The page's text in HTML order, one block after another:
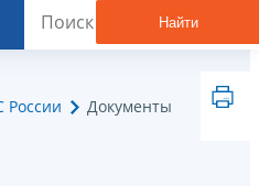
Найти
Документы